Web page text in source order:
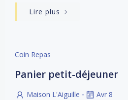
Lire plus
Coin Repas
Panier petit-déjeuner
Maison L'Aiguille - Avr 8